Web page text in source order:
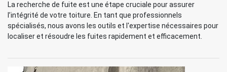
La recherche de fuite est une étape cruciale pour assurer
l’intégrité de votre toiture. En tant que professionnels
spécialisés, nous avons les outils et l'expertise nécessaires pour
localiser et résoudre les fuites rapidement et efficacement.